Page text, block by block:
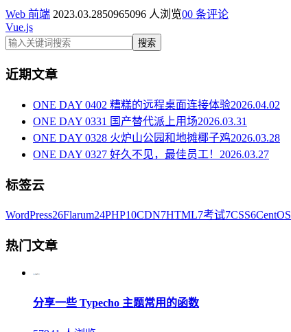
Web 前端 2023.03.2850965096 人浏览00 条评论
Vue.js
搜索
近期文章
ONE DAY 0402 糟糕的远程桌面连接体验2026.04.02
ONE DAY 0331 国产替代派上用场2026.03.31
ONE DAY 0328 火炉山公园和地摊椰子鸡2026.03.28
ONE DAY 0327 好久不见，最佳员工！ 2026.03.27
标签云
WordPress26Flarum24PHP10CDN7HTML7考试7CSS6CentOS
热门文章
分享一些 Typecho 主题常用的函数